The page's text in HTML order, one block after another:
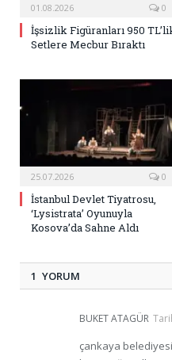
01.08.2026 0
İşsizlik Figüranları 950
Setlere Mecbur Bıraktı
25.07.2026 0
İstanbul Devlet Tiyatrosu,
‘Lysistrata’ Oyunuyla
Kosova’da Sahne Aldı
1 YORUM
BUKET ATAGÜR
çankaya